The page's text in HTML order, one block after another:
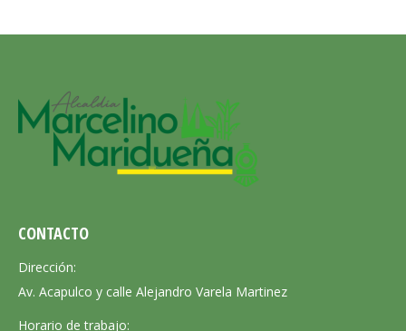
CONTACTO
Dirección:
Av. Acapulco y calle Alejandro Varela Martinez
Horario de trabajo: